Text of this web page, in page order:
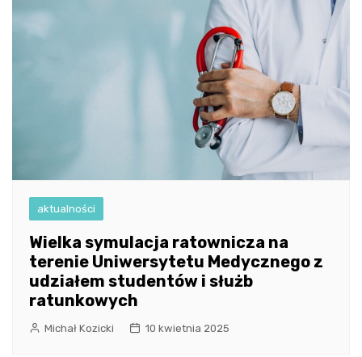
aktualności
Wielka symulacja ratownicza na
terenie Uniwersytetu Medycznego z
udziałem studentów i służb
ratunkowych
Michał Kozicki 10 kwietnia 2025